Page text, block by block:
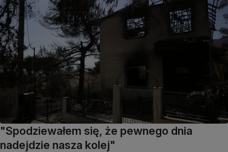
"Spodziewałem się, że pewnego dnia
nadejdzie nasza kolej"